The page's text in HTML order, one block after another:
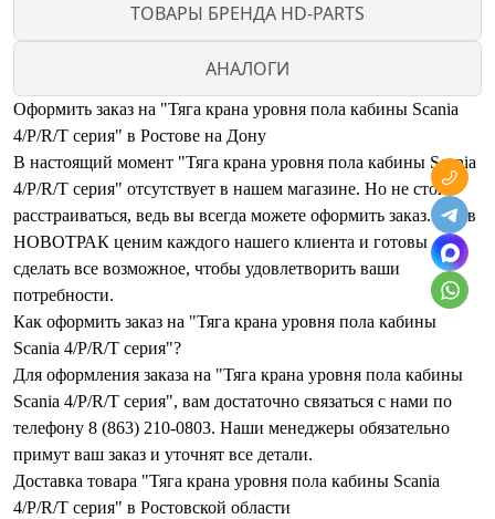
ТОВАРЫ БРЕНДА HD-PARTS
АНАЛОГИ
Оформить заказ на "Тяга крана уровня пола кабины Scania
4/P/R/T серия" в Ростове на Дону
В настоящий момент "Тяга крана уровня пола кабины Scania
4/P/R/T серия" отсутствует в нашем магазине. Но не стоит
расстраиваться, ведь вы всегда можете оформить заказ. Мы в
НОВОТРАК ценим каждого нашего клиента и готовы
сделать все возможное, чтобы удовлетворить ваши
потребности.
Как оформить заказ на "Тяга крана уровня пола кабины
Scania 4/P/R/T серия"?
Для оформления заказа на "Тяга крана уровня пола кабины
Scania 4/P/R/T серия", вам достаточно связаться с нами по
телефону 8 (863) 210-0803. Наши менеджеры обязательно
примут ваш заказ и уточнят все детали.
Доставка товара "Тяга крана уровня пола кабины Scania
4/P/R/T серия" в Ростовской области